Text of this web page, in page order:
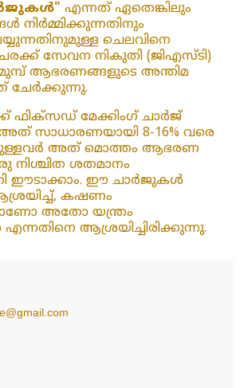
എന്നത് ഏതെങ്കിലും
നിർമ്മിക്കുന്നതിനും
ചെലവിനെ
സേവന നികുതി (ജിഎസ്ടി)
ആഭരണങ്ങളുടെ അന്തിമ
ചേർക്കുന്നു.
ഫിക്‌സഡ് മേക്കിംഗ് ചാർജ്
അത് സാധാരണയായി 8-16% വരെ
അത് മൊത്തം ആഭരണ
നിശ്ചിത ശതമാനം
ഈടാക്കാം. ഈ ചാർജുകൾ
കഷണം
അതോ യന്ത്രം
ആശ്രയിച്ചിരിക്കുന്നു.